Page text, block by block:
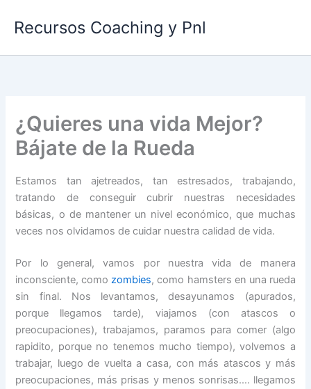
Recursos Coaching y Pnl
¿Quieres una vida Mejor?
Bájate de la Rueda
Estamos tan ajetreados, tan estresados, trabajando,
tratando de conseguir cubrir nuestras necesidades
básicas, o de mantener un nivel económico, que muchas
veces nos olvidamos de cuidar nuestra calidad de vida.
Por lo general, vamos por nuestra vida de manera
inconsciente, comozombies, como hamsters en una rueda
sin final. Nos levantamos, desayunamos (apurados,
porque llegamos tarde), viajamos (con atascos o
preocupaciones), trabajamos, paramos para comer (algo
rapidito, porque no tenemos mucho tiempo), volvemos a
trabajar, luego de vuelta a casa, con más atascos y más
preocupaciones, más prisas y menos sonrisas…. llegamos